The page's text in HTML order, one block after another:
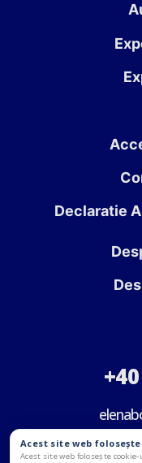
Declaratie
Acest site web
Acest site web folosește